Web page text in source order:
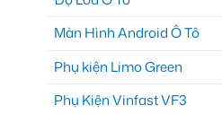
Màn Hình Android Ô Tô
Phụ kiện Limo Green
Phụ Kiện Vinfast VF3